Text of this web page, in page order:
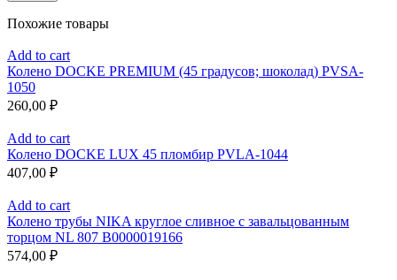
Похожие товары
Add to cart
Колено DOCKE PREMIUM (45 градусов; шоколад) PVSA-
1050
260,00 ₽
Add to cart
Колено DOCKE LUX 45 пломбир PVLA-1044
407,00 ₽
Add to cart
Колено трубы NIKA круглое сливное с завальцованным
торцом NL 807 В0000019166
574,00 ₽